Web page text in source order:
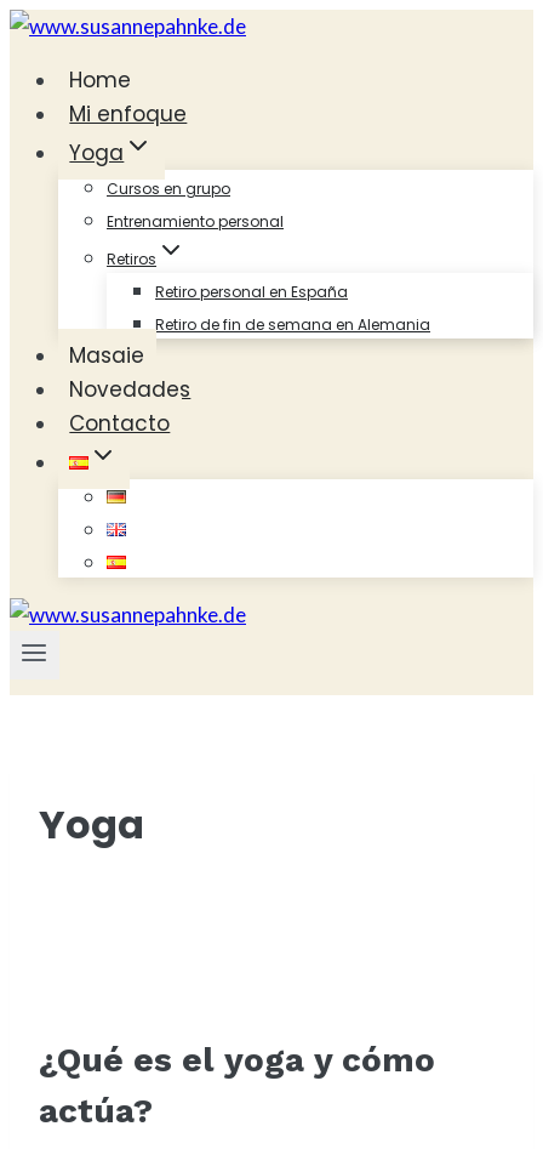
Saltar
contenidoHome
Mi enfoque
Yoga
Cursos en grupo
Entrenamiento personal
Retiros
Retiro personal en España
Retiro de fin de semana en Alemania
Masaje
Novedades
Contacto
Yoga
¿Qué es el yoga y cómo
actúa?